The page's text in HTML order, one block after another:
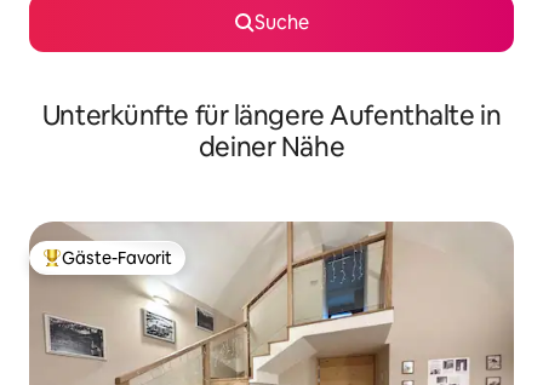
Suche
Unterkünfte für längere Aufenthalte in
deiner Nähe
Beliebter Gäste-Favorit.
Gäste-Favorit